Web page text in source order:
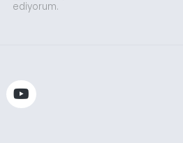
ediyorum.